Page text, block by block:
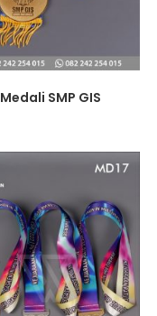
Medali SMP GIS